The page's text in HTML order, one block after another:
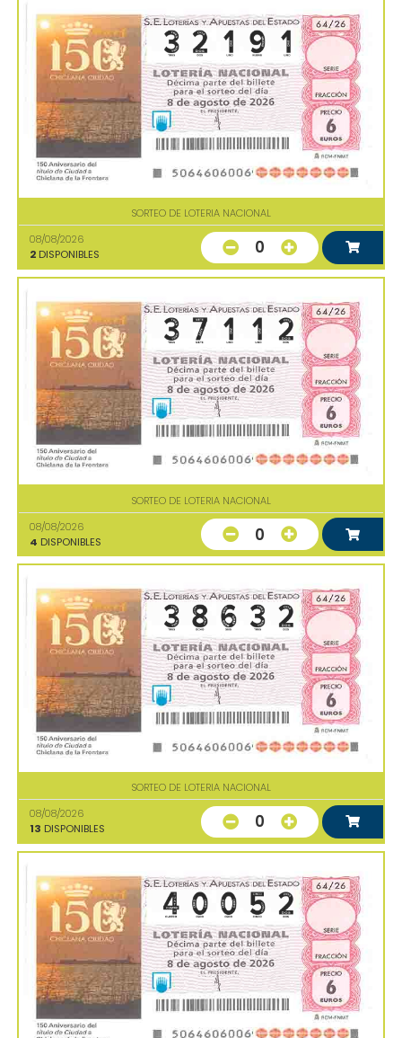
SORTEO DE LOTERIA NACIONAL
08/08/2026
2 DISPONIBLES 0
SORTEO DE LOTERIA NACIONAL
08/08/2026
4 DISPONIBLES 0
SORTEO DE LOTERIA NACIONAL
08/08/2026
13 DISPONIBLES 0